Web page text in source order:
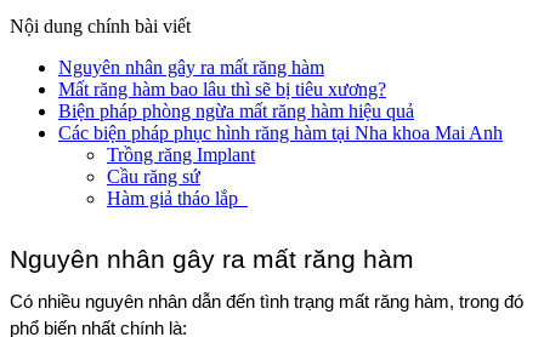
Nội dung chính bài viết
Nguyên nhân gây ra mất răng hàm
Mất răng hàm bao lâu thì sẽ bị tiêu xương?
Biện pháp phòng ngừa mất răng hàm hiệu quả
Các biện pháp phục hình răng hàm tại Nha khoa Mai Anh
Trồng răng Implant
Cầu răng sứ
Hàm giả tháo lắp
Nguyên nhân gây ra mất răng hàm
Có nhiều nguyên nhân dẫn đến tình trạng mất răng hàm, trong đó
phổ biến nhất chính là: